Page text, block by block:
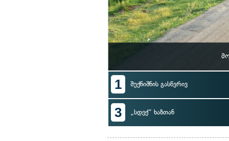
1 შუქნიშნის გასწვრივ
3 „სდექ“ ხაზთან